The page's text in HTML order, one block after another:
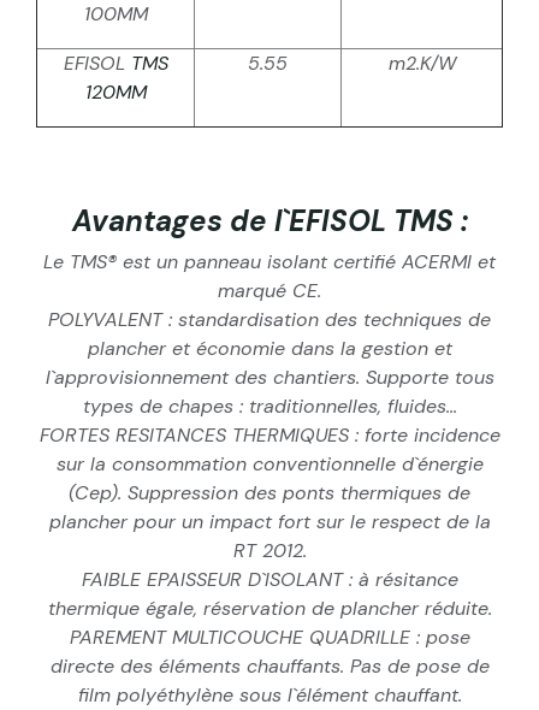
100MM
EFISOL TMS
120MM
5.55 m2.K/W
Avantages de l`EFISOL TMS :
Le TMS® est un panneau isolant certifié ACERMI et
marqué CE.
POLYVALENT : standardisation des techniques de
plancher et économie dans la gestion et
l`approvisionnement des chantiers. Supporte tous
types de chapes : traditionnelles, fluides...
FORTES RESITANCES THERMIQUES : forte incidence
sur la consommation conventionnelle d`énergie
(Cep). Suppression des ponts thermiques de
plancher pour un impact fort sur le respect de la
RT 2012.
FAIBLE EPAISSEUR D`ISOLANT : à résitance
thermique égale, réservation de plancher réduite.
PAREMENT MULTICOUCHE QUADRILLE : pose
directe des éléments chauffants. Pas de pose de
film polyéthylène sous l`élément chauffant.